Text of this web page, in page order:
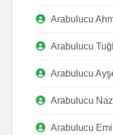
Arabulucu
Arabulucu
Arabulucu
Arabulucu
Arabulucu